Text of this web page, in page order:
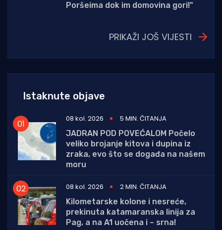
Poršeima dok im domovina gori!"
PRIKAŽI JOŠ VIJESTI
Istaknute objave
08 kol. 2026
5 MIN. ČITANJA
JADRAN POD POVEĆALOM Počelo
veliko brojanje kitova i dupina iz
zraka, evo što se događa na našem
moru
08 kol. 2026
2 MIN. ČITANJA
Kilometarske kolone i nesreće,
prekinuta katamaranska linija za
Pag, a na A1 uočena i – srna!